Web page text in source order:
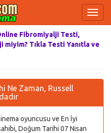
Fibromiyalji Testi,
miyim? Tıkla Testi Yanıtla ve
Ne Zaman, Russell
oyuncusu ve En İyi
Doğum Tarihi 07 Nisan